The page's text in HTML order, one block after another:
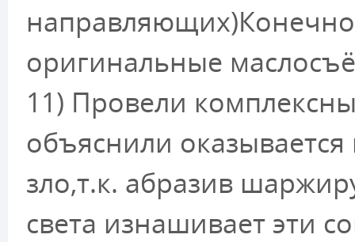
оригинальные
11) Провели
объяснили
зло,т.к. абразив
света изнашивает эти